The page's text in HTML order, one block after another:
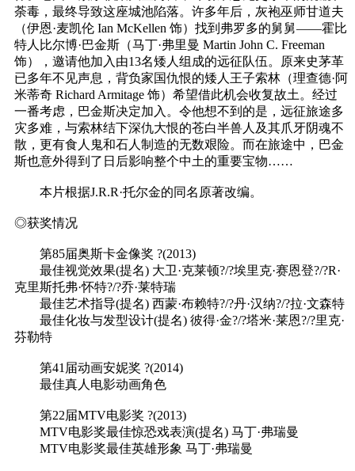
荼毒，最终导致这座城池陷落。许多年后，灰袍巫师甘道夫
（伊恩·麦凯伦 Ian McKellen 饰）找到弗罗多的舅舅——霍比
特人比尔博·巴金斯（马丁·弗里曼 Martin John C. Freeman
饰），邀请他加入由13名矮人组成的远征队伍。原来史茅革
已多年不见声息，背负家国仇恨的矮人王子索林（理查德·阿
米蒂奇 Richard Armitage 饰）希望借此机会收复故土。经过
一番考虑，巴金斯决定加入。令他想不到的是，远征旅途多
灾多难，与索林结下深仇大恨的苍白半兽人及其爪牙阴魂不
散，更有食人鬼和石人制造的无数艰险。而在旅途中，巴金
斯也意外得到了日后影响整个中土的重要宝物……
本片根据J.R.R·托尔金的同名原著改编。
◎获奖情况
第85届奥斯卡金像奖 ?(2013)
最佳视觉效果(提名) 大卫·克莱顿?/?埃里克·赛恩登?/?R·
克里斯托弗·怀特?/?乔·莱特瑞
最佳艺术指导(提名) 西蒙·布赖特?/?丹·汉纳?/?拉·文森特
最佳化妆与发型设计(提名) 彼得·金?/?塔米·莱恩?/?里克·
芬勒特
第41届动画安妮奖 ?(2014)
最佳真人电影动画角色
第22届MTV电影奖 ?(2013)
MTV电影奖最佳惊恐戏表演(提名) 马丁·弗瑞曼
MTV电影奖最佳英雄形象 马丁·弗瑞曼